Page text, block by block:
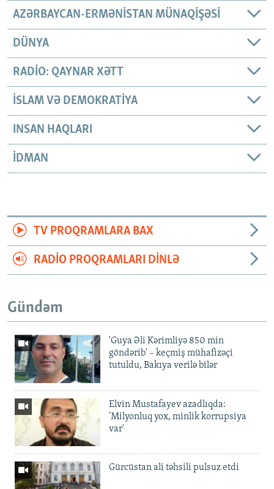
AZƏRBAYCAN-ERMƏNISTAN MÜNAQIŞƏSI
DÜNYA
RADIO: QAYNAR XƏTT
İSLAM VƏ DEMOKRATIYA
INSAN HAQLARI
İDMAN
TV PROQRAMLARA BAX
RADIO PROQRAMLARI DINLƏ
Gündəm
'Guya Əli Kərimliyə 850 min
göndərib' – keçmiş mühafizəçi
tutuldu, Bakıya verilə bilər
Elvin Mustafayev azadlıqda:
'Milyonluq yox, minlik korrupsiya
var'
Gürcüstan ali təhsili pulsuz etdi